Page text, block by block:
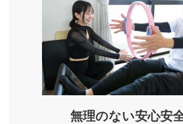
無理のない安心安